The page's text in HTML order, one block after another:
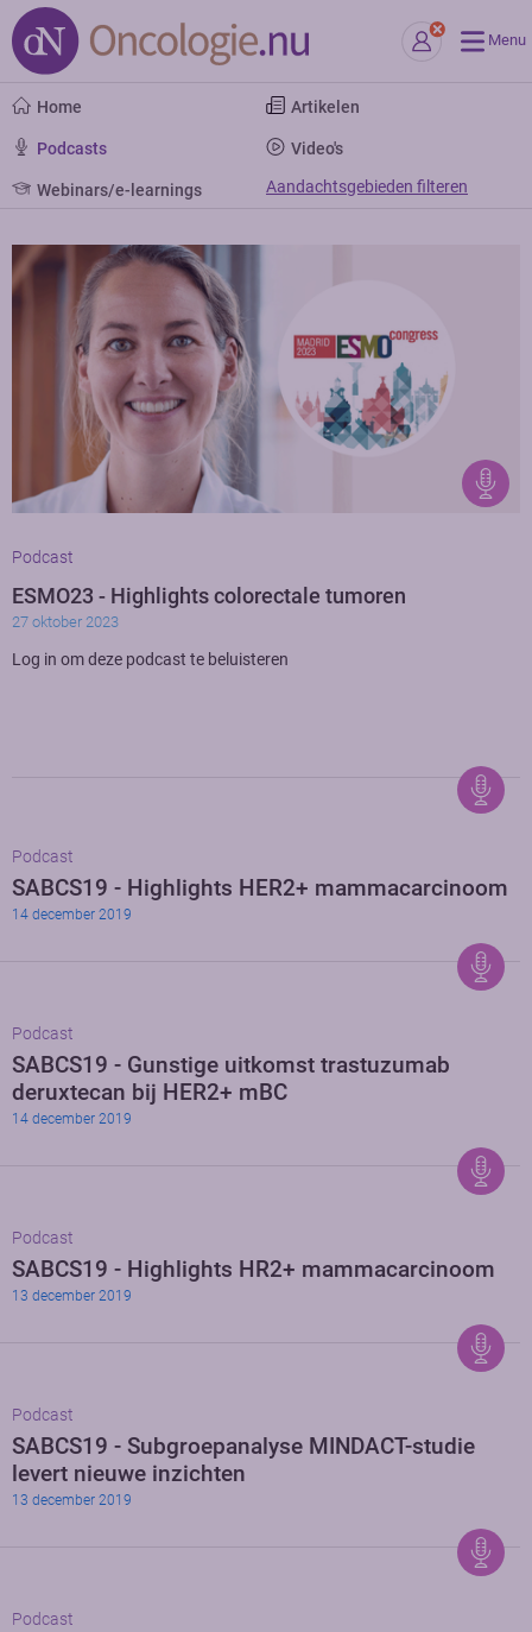
Menu
Home Artikelen
Podcasts Video's
Webinars/e-learnings Aandachtsgebieden filteren
Podcast
ESMO23 - Highlights colorectale tumoren
27 oktober 2023
Log in om deze podcast te beluisteren
Podcast
SABCS19 - Highlights HER2+ mammacarcinoom
14 december 2019
Podcast
SABCS19 - Gunstige uitkomst trastuzumab
deruxtecan bij HER2+ mBC
14 december 2019
Podcast
SABCS19 - Highlights HR2+ mammacarcinoom
13 december 2019
Podcast
SABCS19 - Subgroepanalyse MINDACT-studie
levert nieuwe inzichten
13 december 2019
Podcast